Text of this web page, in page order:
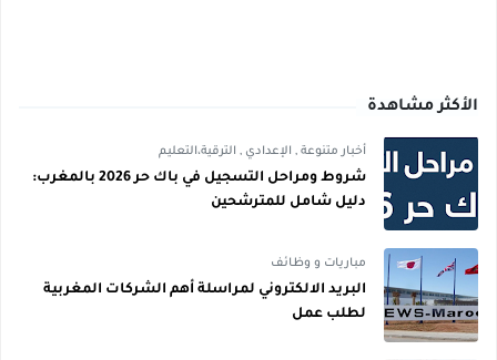
الأكثر مشاهدة
أخبار متنوعة , الإعدادي , الترقية،التعليم
شروط ومراحل التسجيل في باك حر 2026 بالمغرب:
دليل شامل للمترشحين
مباريات و وظائف
البريد الالكتروني لمراسلة أهم الشركات المغربية
لطلب عمل